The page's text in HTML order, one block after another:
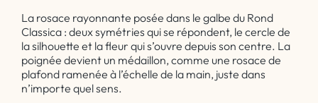
La rosace rayonnante posée dans le galbe du Rond
Classica : deux symétries qui se répondent, le cercle de
la silhouette et la fleur qui s’ouvre depuis son centre. La
poignée devient un médaillon, comme une rosace de
plafond ramenée à l’échelle de la main, juste dans
n’importe quel sens.